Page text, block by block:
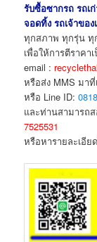
รับซื้อซากรถ รถเ
จอดทิ้ง รถเจ้าขอ
ทุกสภาพ ทุกรุ่น ทุ
เพื่อให้การตีราคา
email :
หรือส่ง MMS มาที่
หรือ Line ID:
และท่านสามารถ
7525531
หรือหารายละเอีย